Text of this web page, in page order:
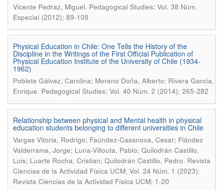
Vicente Pedraz, Miguel. Pedagogical Studies; Vol. 38 Núm.
Especial (2012); 89-109
Physical Education in Chile: One Tells the History of the
Discipline in the Writings of the First Official Publication of
Physical Education Institute of the University of Chile (1934-
1962)
Poblete Gálvez, Carolina; Moreno Doña, Alberto; Rivera García,
Enrique. Pedagogical Studies; Vol. 40 Núm. 2 (2014); 265-282
Relationship between physical and Mental health in physical
education students belonging to different universities in Chile
Vargas Vitoria, Rodrigo; Faúndez-Casanova, Cesar; Flández
Valderrama, Jorge; Luna-Villouta, Pablo; Quilodrán Castillo,
Luis; Luarte Rocha, Cristian; Quilodrán Castillo, Pedro. Revista
Ciencias de la Actividad Física UCM; Vol. 24 Núm. 1 (2023):
Revista Ciencias de la Actividad Física UCM; 1-20